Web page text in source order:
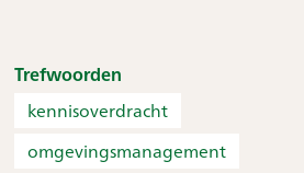
Trefwoorden
kennisoverdracht
omgevingsmanagement